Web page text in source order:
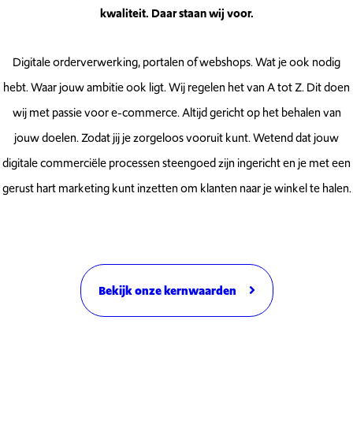
kwaliteit. Daar staan wij voor.
Digitale orderverwerking, portalen of webshops. Wat je ook nodig
hebt. Waar jouw ambitie ook ligt. Wij regelen het van A tot Z. Dit doen
wij met passie voor e-commerce. Altijd gericht op het behalen van
jouw doelen. Zodat jij je zorgeloos vooruit kunt. Wetend dat jouw
digitale commerciële processen steengoed zijn ingericht en je met een
gerust hart marketing kunt inzetten om klanten naar je winkel te halen.
Bekijk onze kernwaarden